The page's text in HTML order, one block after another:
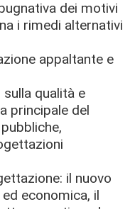
dei motivi
i rimedi alternativi
appaltante e
qualità e
principale del
il nuovo
economica, il